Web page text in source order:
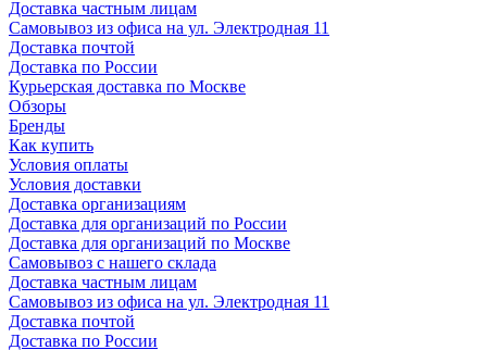
Доставка частным лицам
Самовывоз из офиса на ул. Электродная 11
Доставка почтой
Доставка по России
Курьерская доставка по Москве
Обзоры
Бренды
Как купить
Условия оплаты
Условия доставки
Доставка организациям
Доставка для организаций по России
Доставка для организаций по Москве
Самовывоз с нашего склада
Доставка частным лицам
Самовывоз из офиса на ул. Электродная 11
Доставка почтой
Доставка по России